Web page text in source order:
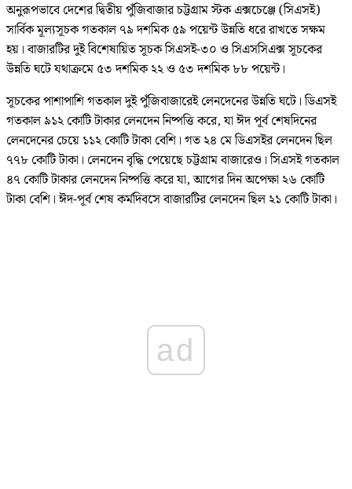
অনুরূপভাবে দেশের দ্বিতীয় পুঁজিবাজার চট্টগ্রাম স্টক এক্সচেঞ্জে (সিএসই)
সার্বিক মূল্যসূচক গতকাল ৭৯ দশমিক ৫৯ পয়েন্ট উন্নতি ধরে রাখতে সক্ষম
হয়। বাজারটির দুই বিশেষায়িত সূচক সিএসই-৩০ ও সিএসসিএক্স সূচকের
উন্নতি ঘটে যথাক্রমে ৫৩ দশমিক ২২ ও ৫৩ দশমিক ৮৮ পয়েন্ট।
সূচকের পাশাপাশি গতকাল দুই পুঁজিবাজারেই লেনদেনের উন্নতি ঘটে। ডিএসই
গতকাল ৯১২ কোটি টাকার লেনদেন নিষ্পত্তি করে, যা ঈদ পূর্ব শেষদিনের
লেনদেনের চেয়ে ১১২ কোটি টাকা বেশি। গত ২৪ মে ডিএসইর লেনদেন ছিল
৭৭৮ কোটি টাকা। লেনদেন বৃদ্ধি পেয়েছে চট্টগ্রাম বাজারেও। সিএসই গতকাল
৪৭ কোটি টাকার লেনদেন নিষ্পত্তি করে যা, আগের দিন অপেক্ষা ২৬ কোটি
টাকা বেশি। ঈদ-পূর্ব শেষ কর্মদিবসে বাজারটির লেনদেন ছিল ২১ কোটি টাকা।
ad